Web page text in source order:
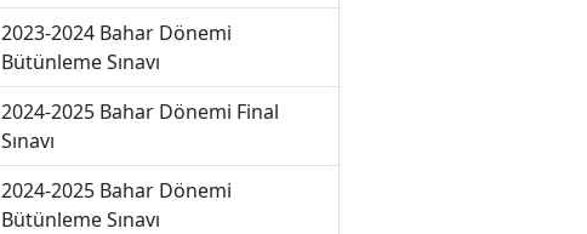
2023-2024 Bahar Dönemi
Bütünleme Sınavı
2024-2025 Bahar Dönemi Final
Sınavı
2024-2025 Bahar Dönemi
Bütünleme Sınavı